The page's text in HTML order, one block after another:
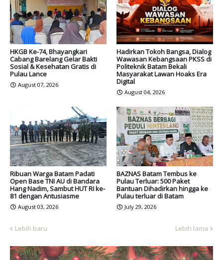
HKGB Ke-74, Bhayangkari
Cabang Barelang Gelar Bakti
Sosial & Kesehatan Gratis di
Pulau Lance
August 07, 2026
Hadirkan Tokoh Bangsa, Dialog
Wawasan Kebangsaan PKSS di
Politeknik Batam Bekali
Masyarakat Lawan Hoaks Era
Digital
August 04, 2026
Ribuan Warga Batam Padati
Open Base TNI AU di Bandara
Hang Nadim, Sambut HUT RI ke-
81 dengan Antusiasme
August 03, 2026
BAZNAS Batam Tembus ke
Pulau Terluar: 500 Paket
Bantuan Dihadirkan hingga ke
Pulau terluar di Batam
July 29, 2026
Lebih baru Lebih lama